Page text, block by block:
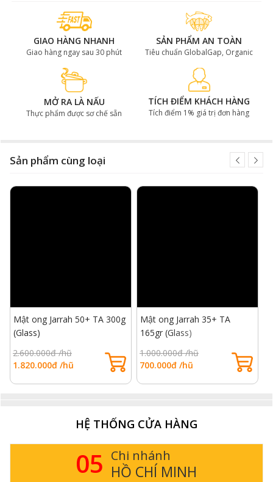
chuyển mùa.
Ứng dụng đa dạng:Ngoài công dụng như một bài
thuốc dân gian, mật ong Cinnamon còn được sử dụng
GIAO HÀNG NHANH
Giao hàng ngay sau 30 phút
SẢN PHẨM AN TOÀN
Tiêu chuẩn GlobalGap, Organic
MỞ RA LÀ NẤU
Thực phẩm được sơ chế sẵn
TÍCH ĐIỂM KHÁCH HÀNG
Tích điểm 1% giá trị đơn hàng
Sản phẩm cùng loại
Mật ong Jarrah 50+ TA 300g
(Glass)
2.600.000đ /hũ
1.820.000đ /hũ
Mật ong Jarrah 35+ TA
165gr (Glass)
1.000.000đ /hũ
700.000đ /hũ
HỆ THỐNG CỬA HÀNG
05 Chi nhánh
HỒ CHÍ MINH